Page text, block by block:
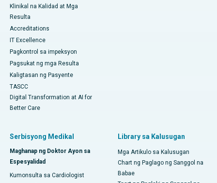
Klinikal na Kalidad at Mga
Resulta
Accreditations
IT Excellence
Pagkontrol sa impeksyon
Pagsukat ng mga Resulta
Kaligtasan ng Pasyente
TASCC
Digital Transformation at AI for
Better Care
Serbisyong Medikal
Maghanap ng Doktor Ayon sa
Espesyalidad
Kumonsulta sa Cardiologist
Library sa Kalusugan
Mga Artikulo sa Kalusugan
Chart ng Paglago ng Sanggol na
Babae